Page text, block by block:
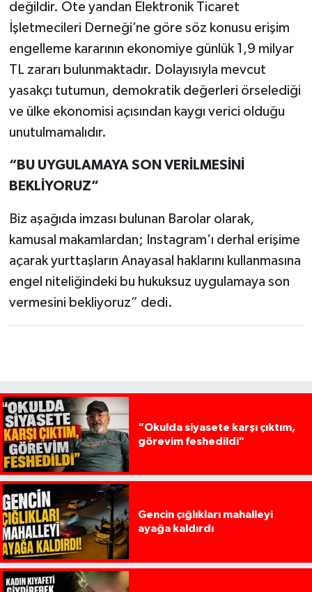
değildir. Öte yandan Elektronik Ticaret
İşletmecileri Derneği’ne göre söz konusu erişim
engelleme kararının ekonomiye günlük 1,9 milyar
TL zararı bulunmaktadır. Dolayısıyla mevcut
yasakçı tutumun, demokratik değerleri örselediği
ve ülke ekonomisi açısından kaygı verici olduğu
unutulmamalıdır.
“BU UYGULAMAYA SON VERİLMESİNİ
BEKLİYORUZ”
Biz aşağıda imzası bulunan Barolar olarak,
kamusal makamlardan; Instagram’ı derhal erişime
açarak yurttaşların Anayasal haklarını kullanmasına
engel niteliğindeki bu hukuksuz uygulamaya son
vermesini bekliyoruz” dedi.
“Okulda siyasete karşı çıktım,
görevim feshedildi"
Gencin çığlıkları mahalleyi
ayağa kaldırdı